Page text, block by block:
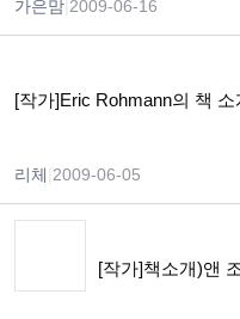
가은맘 2009-06-16
[작가]Eric Rohmann의 책 소
리체 2009-06-05
[작가]책소개)앤